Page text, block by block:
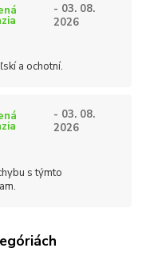
- 03. 08.
2026
a ochotní.
- 03. 08.
2026
s týmto